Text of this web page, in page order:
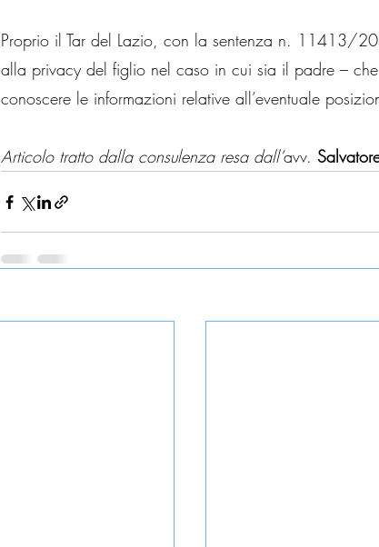
Proprio il Tar del Lazio, con la sentenza n. 11413/
alla privacy del figlio nel caso in cui sia il padre –
conoscere le informazioni relative all’eventuale
Articolo tratto dalla consulenza resa dall’avv.